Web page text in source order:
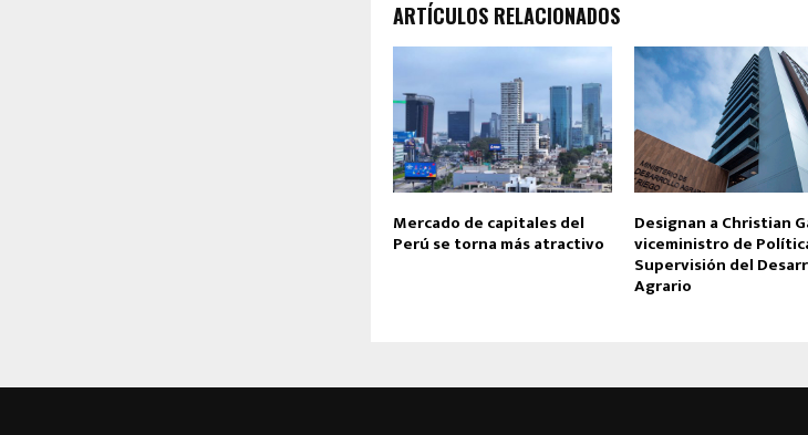
ARTÍCULOS RELACIONADOS
Mercado de capitales del
Perú se torna más atractivo
Designan a Christian
viceministro de
Supervisión del
Agrario